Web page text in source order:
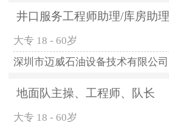
井口服务工程师助理/库房助理
大专 18 - 60岁
深圳市迈威石油设备技术有限公司
地面队主操、工程师、队长
大专 18 - 60岁